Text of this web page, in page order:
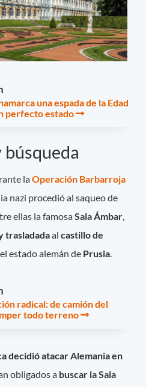
una espada de la Edad
perfecto estado
laOperación Barbarroja
nazi procedió al saqueo de
ellas la famosaSala Ámbar,
trasladadaalcastillo de
estado alemán de Prusia.
radical: de camión del
todo terreno
decidió atacar Alemania en
obligados a buscar la Sala